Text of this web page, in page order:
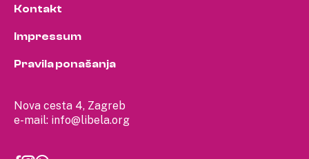
Nova cesta 4, Zagreb
e-mail: info@libela.org
Kontakt
Impressum
Pravila ponašanja